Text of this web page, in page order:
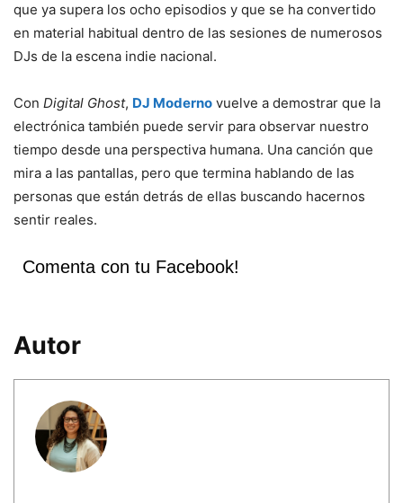
que ya supera los ocho episodios y que se ha convertido
en material habitual dentro de las sesiones de numerosos
DJs de la escena indie nacional.
Con Digital Ghost, DJ Moderno vuelve a demostrar que la
electrónica también puede servir para observar nuestro
tiempo desde una perspectiva humana. Una canción que
mira a las pantallas, pero que termina hablando de las
personas que están detrás de ellas buscando hacernos
sentir reales.
Comenta con tu Facebook!
Autor